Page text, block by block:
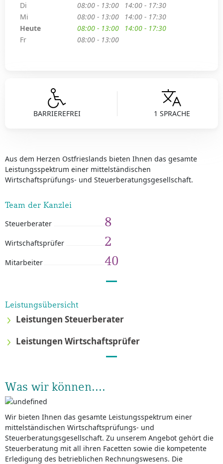
BARRIEREFREI 1 SPRACHE
Aus dem Herzen Ostfrieslands bieten Ihnen das gesamte
Leistungsspektrum einer mittelständischen
Wirtschaftsprüfungs- und Steuerberatungsgesellschaft.
Team der Kanzlei
Steuerberater 8
Wirtschaftsprüfer 2
Mitarbeiter 40
Leistungsübersicht
Leistungen Steuerberater
Leistungen Wirtschaftsprüfer
Was wir können....
Wir bieten Ihnen das gesamte Leistungsspektrum einer
mittelständischen Wirtschaftsprüfungs- und
Steuerberatungsgesellschaft. Zu unserem Angebot gehört die
Steuerberatung mit all ihren Facetten sowie die kompetente
Erledigung des betrieblichen Rechnungswesens. Die
Di
08:00 - 13:00
14:00 - 17:30
Mi
08:00 - 13:00
14:00 - 17:30
Heute
08:00 - 13:00
14:00 - 17:30
Fr
08:00 - 13:00